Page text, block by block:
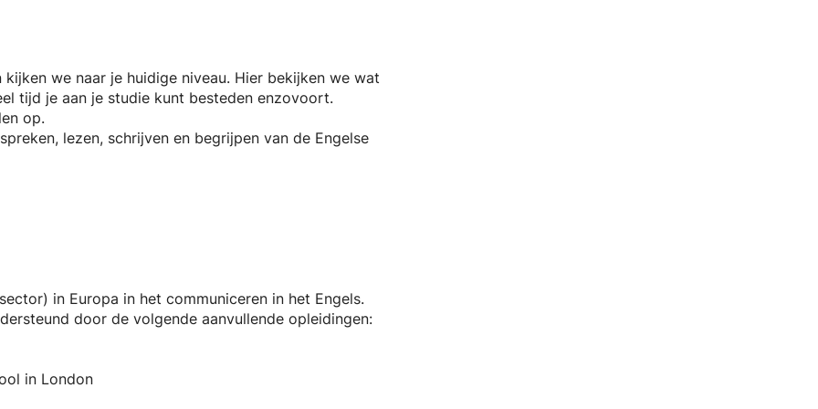
we naar je huidige niveau. Hier bekijken we wat
tijd je aan je studie kunt besteden enzovoort.
op.
lezen, schrijven en begrijpen van de Engelse
in Europa in het communiceren in het Engels.
door de volgende aanvullende opleidingen:
in London